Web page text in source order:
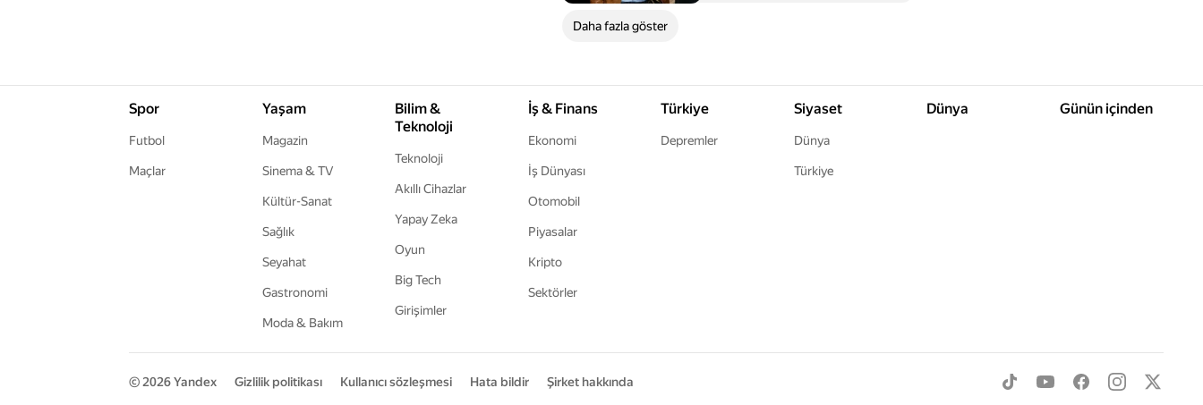
Daha fazla göster
Spor
Futbol
Maçlar
Yaşam
Magazin
Sinema & TV
Kültür-Sanat
Sağlık
Seyahat
Gastronomi
Moda & Bakım
Bilim &
Teknoloji
Teknoloji
Akıllı Cihazlar
Yapay Zeka
Oyun
Big Tech
Girişimler
İş & Finans
Ekonomi
İş Dünyası
Otomobil
Piyasalar
Kripto
Sektörler
Türkiye
Depremler
Siyaset
Dünya
Türkiye
Dünya Günün içinden
© 2026Yandex Gizlilik politikası Kullanıcı sözleşmesi Hata bildir Şirket hakkında